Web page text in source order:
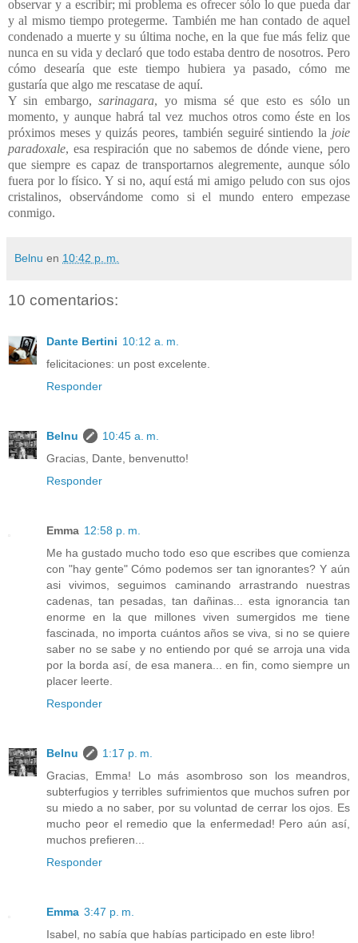
observar y a escribir; mi problema es ofrecer sólo lo que pueda dar
y al mismo tiempo protegerme. También me han contado de aquel
condenado a muerte y su última noche, en la que fue más feliz que
nunca en su vida y declaró que todo estaba dentro de nosotros. Pero
cómo desearía que este tiempo hubiera ya pasado, cómo me
gustaría que algo me rescatase de aquí.
Y sin embargo,sarinagara, yo misma sé que esto es sólo un
momento, y aunque habrá tal vez muchos otros como éste en los
próximos meses y quizás peores, también seguiré sintiendo la joie
paradoxale, esa respiración que no sabemos de dónde viene, pero
que siempre es capaz de transportarnos alegremente, aunque sólo
fuera por lo físico. Y si no, aquí está mi amigo peludo con sus ojos
cristalinos, observándome como si el mundo entero empezase
conmigo.
Belnu en 10:42 p. m.
10 comentarios:
Dante Bertini 10:12 a. m.
felicitaciones: un post excelente.
Responder
Belnu
10:45 a. m.
Gracias, Dante, benvenutto!
Responder
Emma 12:58 p. m.
Me ha gustado mucho todo eso que escribes que comienza
con "hay gente" Cómo podemos ser tan ignorantes? Y aún
asi vivimos, seguimos caminando arrastrando nuestras
cadenas, tan pesadas, tan dañinas... esta ignorancia tan
enorme en la que millones viven sumergidos me tiene
fascinada, no importa cuántos años se viva, si no se quiere
saber no se sabe y no entiendo por qué se arroja una vida
por la borda así, de esa manera... en fin, como siempre un
placer leerte.
Responder
Belnu
1:17 p. m.
Gracias, Emma! Lo más asombroso son los meandros,
subterfugios y terribles sufrimientos que muchos sufren por
su miedo a no saber, por su voluntad de cerrar los ojos. Es
mucho peor el remedio que la enfermedad! Pero aún así,
muchos prefieren...
Responder
Emma 3:47 p. m.
Isabel, no sabía que habías participado en este libro!